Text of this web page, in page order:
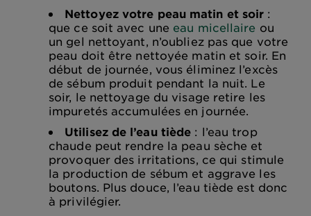
Nettoyez votre peau matin et soir :
que ce soit avec une eau micellaire ou
un gel nettoyant, n’oubliez pas que votre
peau doit être nettoyée matin et soir. En
début de journée, vous éliminez l’excès
de sébum produit pendant la nuit. Le
soir, le nettoyage du visage retire les
impuretés accumulées en journée.
Utilisez de l’eau tiède : l’eau trop
chaude peut rendre la peau sèche et
provoquer des irritations, ce qui stimule
la production de sébum et aggrave les
boutons. Plus douce, l’eau tiède est donc
à privilégier.